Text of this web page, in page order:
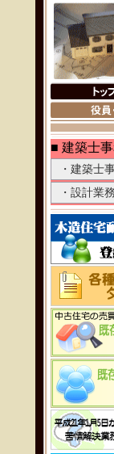
■ 建築士
・建築士
・設計業